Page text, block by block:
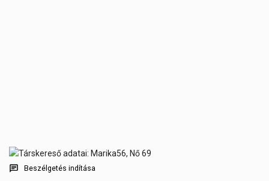
Beszélgetés indítása